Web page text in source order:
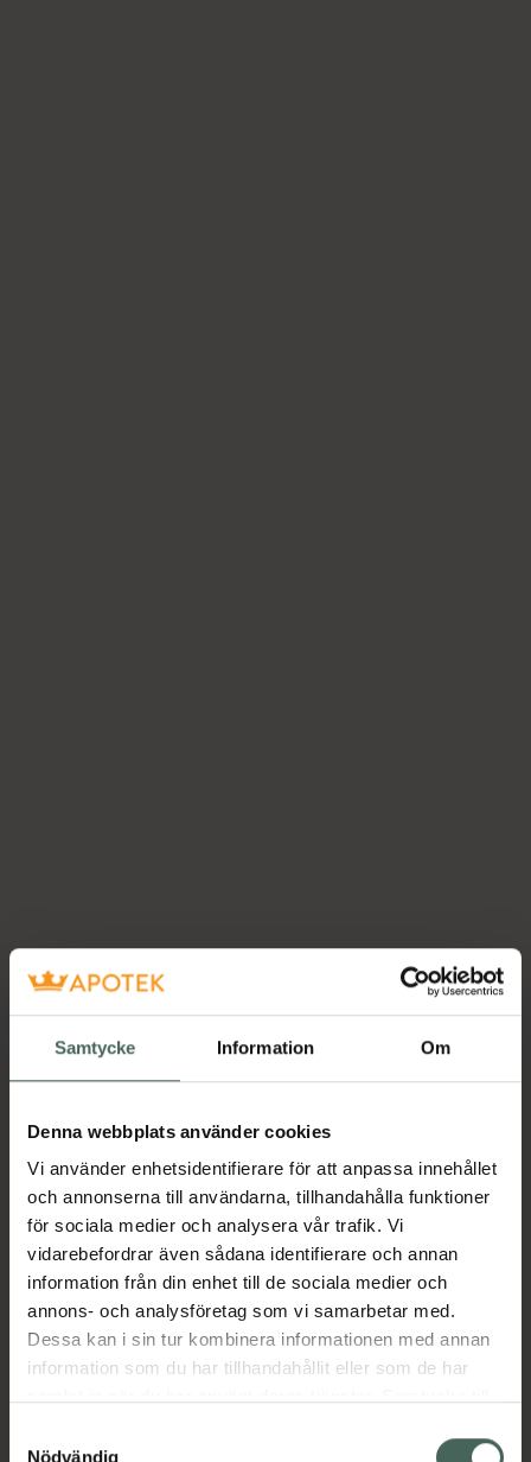
Samtycke Information Om
Denna webbplats använder cookies
Vi använder enhetsidentifierare för att anpassa innehållet
och annonserna till användarna, tillhandahålla funktioner
för sociala medier och analysera vår trafik. Vi
vidarebefordrar även sådana identifierare och annan
information från din enhet till de sociala medier och
annons- och analysföretag som vi samarbetar med.
Dessa kan i sin tur kombinera informationen med annan
information som du har tillhandahållit eller som de har
återkalla ditt samtycke via webbplatsens
Nödvändig